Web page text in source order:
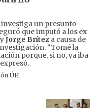
investiga un presunto
que imputó a los ex
yJorge Brítez a causa de
“Tomé la
porque, si no, ya iba
ÚH